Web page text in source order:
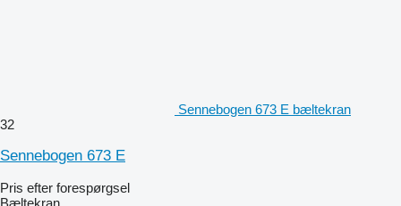
Sennebogen 673 E bæltekran
32
Sennebogen 673 E
Pris efter forespørgsel
Bæltekran